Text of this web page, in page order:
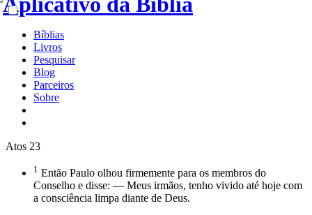
Bíblias
Livros
Pesquisar
Blog
Parceiros
Sobre
Atos 23
1 Então Paulo olhou firmemente para os membros do
Conselho e disse: — Meus irmãos, tenho vivido até hoje com
a consciência limpa diante de Deus.